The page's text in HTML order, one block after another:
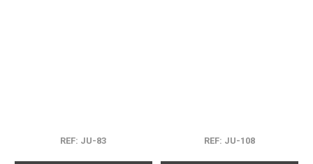
REF: JU-83 REF: JU-108